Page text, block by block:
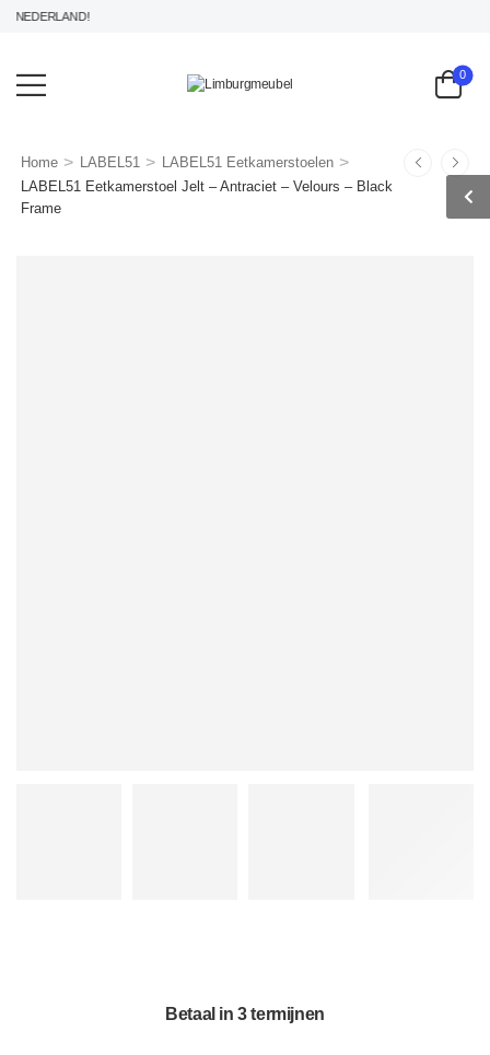
0
Home > LABEL51 > LABEL51 Eetkamerstoelen >
LABEL51 Eetkamerstoel Jelt – Antraciet – Velours – Black
Frame
Betaal in 3 termijnen